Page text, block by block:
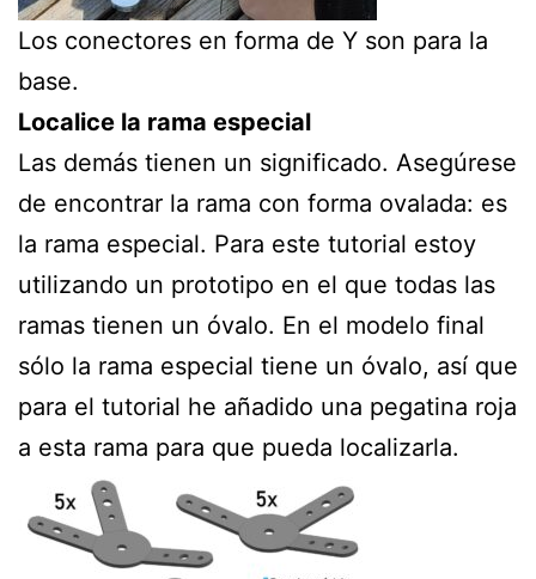
Los conectores en forma de Y son para la
base.
Localice la rama especial
Las demás tienen un significado. Asegúrese
de encontrar la rama con forma ovalada: es
la rama especial. Para este tutorial estoy
utilizando un prototipo en el que todas las
ramas tienen un óvalo. En el modelo final
sólo la rama especial tiene un óvalo, así que
para el tutorial he añadido una pegatina roja
a esta rama para que pueda localizarla.